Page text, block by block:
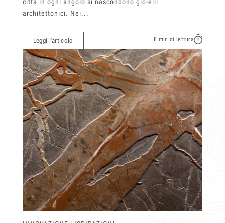
città in ogni angolo si nascondono gioielli
architettonici. Nei...
8 min di lettura
Leggi l'articolo